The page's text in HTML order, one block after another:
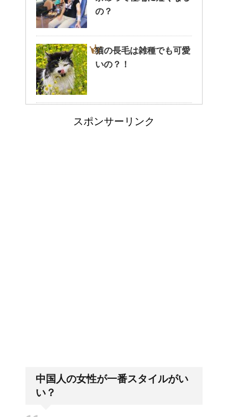
腹痛、しかも激痛・吐き気もあ
る。どんなことが考えられる？
癒しを与えてくれるメダカ。そ
の産卵時期はいつ？
の？
猫の長毛は雑種でも可愛
いの？！
副交感神経が優位だと、
顔にできた脂肪の粒は何
スポンサーリンク
中国人の女性が一番スタイルがい
い？